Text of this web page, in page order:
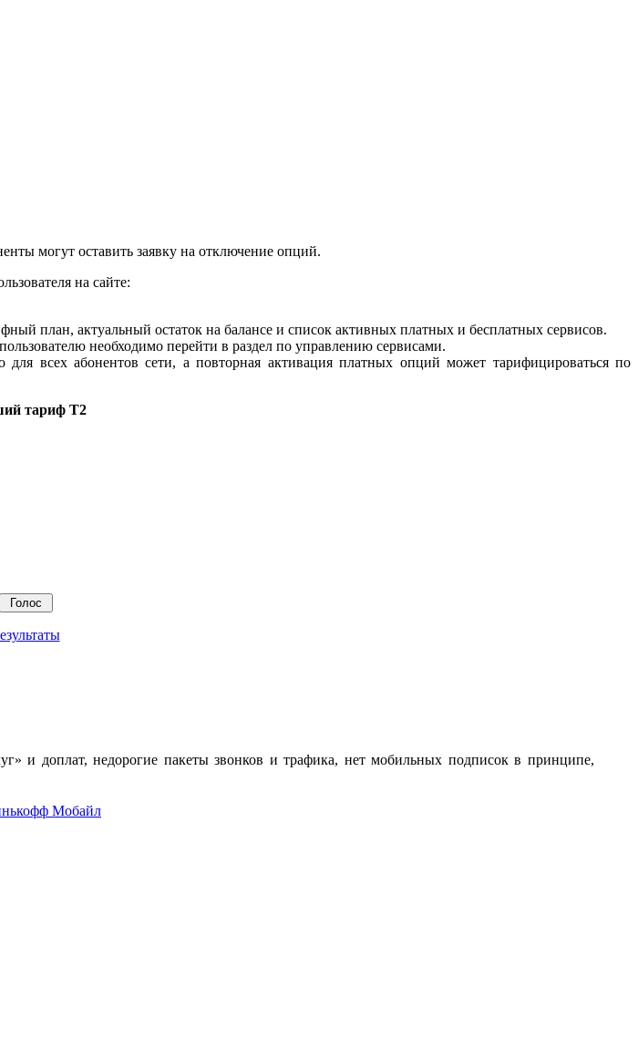
могут оставить заявку на отключение опций.
на сайте:
план, актуальный остаток на балансе и список активных платных и бесплатных сервисов.
необходимо перейти в раздел по управлению сервисами.
всех абонентов сети, а повторная активация платных опций может тарифицироваться по
тариф T2
и доплат, недорогие пакеты звонков и трафика, нет мобильных подписок в принципе,
Мобайл